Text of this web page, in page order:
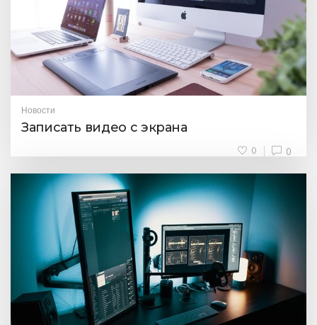
Новости
Записать видео с экрана
0
0